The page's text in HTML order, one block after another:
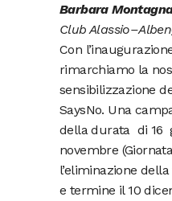
Barbara
Club
Con
rimarchiamo la
sensibilizzazione
SaysNo. Una
della durata di 16
novembre
l’eliminazione
e termine il 10